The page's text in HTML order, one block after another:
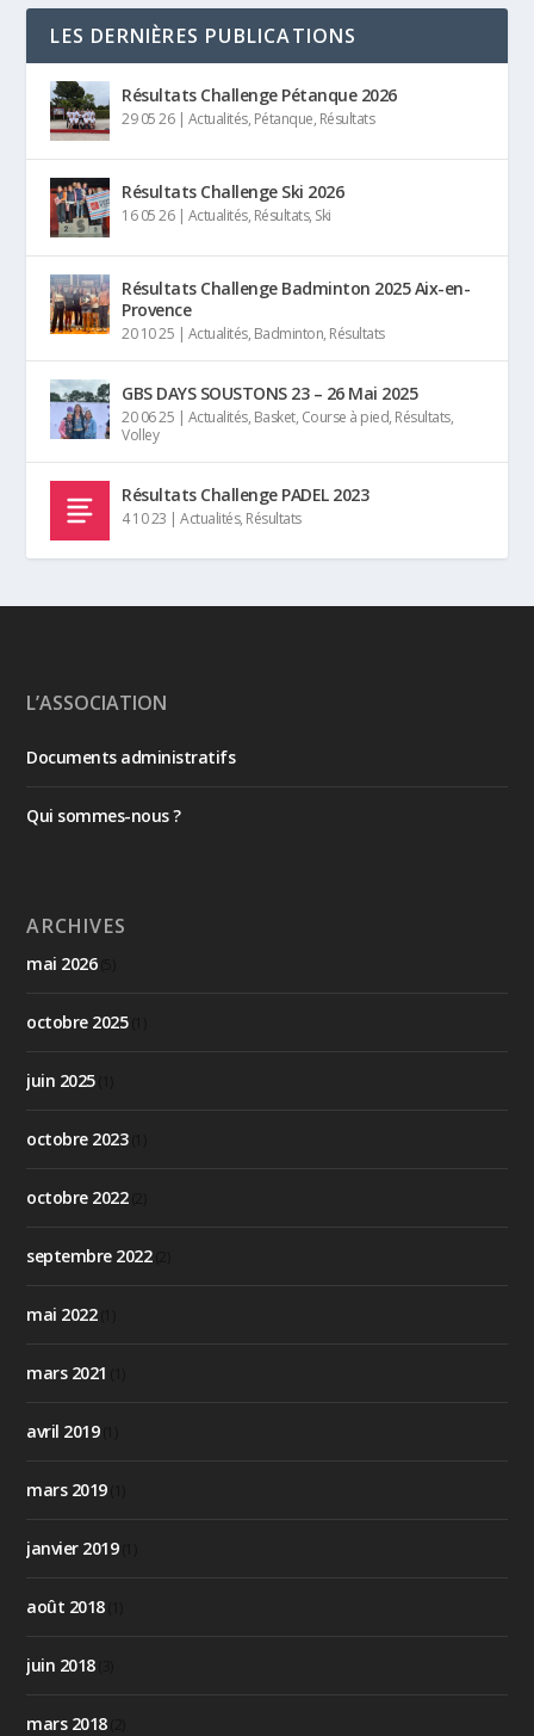
LES DERNIÈRES PUBLICATIONS
Résultats Challenge Pétanque 2026
29 05 26| Actualités, Pétanque, Résultats
Résultats Challenge Ski 2026
16 05 26| Actualités, Résultats, Ski
Résultats Challenge Badminton 2025 Aix-en-
Provence
20 10 25 | Actualités, Badminton, Résultats
GBS DAYS SOUSTONS 23 – 26 Mai 2025
20 06 25 | Actualités, Basket, Course à pied, Résultats,
Volley
Résultats Challenge PADEL 2023
4 10 23 |Actualités, Résultats
L’ASSOCIATION
Documents administratifs
Qui sommes-nous ?
ARCHIVES
mai 2026(5)
octobre 2025(1)
juin 2025(1)
octobre 2023(1)
octobre 2022(2)
septembre 2022(2)
mai 2022(1)
mars 2021
avril 2019(1)
mars 2019(1)
janvier 2019(1)
août 2018(1)
juin 2018(3)
mars 2018(2)